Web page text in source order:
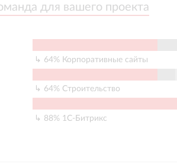
для вашего проекта
для вашего проекта
64% Корпоративные сайты
64% Строительство
88% 1С-Битрикс